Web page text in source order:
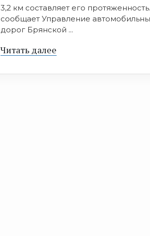
3,2 км составляет его
сообщает Управление
дорог Брянской ...
Читать далее